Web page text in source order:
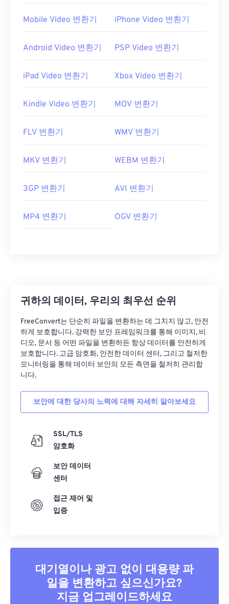
Mobile Video 변환기 iPhone Video 변환기
Android Video 변환기 PSP Video 변환기
iPad Video 변환기 Xbox Video 변환기
Kindle Video 변환기 MOV 변환기
FLV 변환기 WMV 변환기
MKV 변환기 WEBM 변환기
3GP 변환기 AVI 변환기
MP4 변환기 OGV 변환기
귀하의 데이터, 우리의 최우선 순위
FreeConvert는 단순히 파일을 변환하는 데 그치지 않고, 안전
하게 보호합니다. 강력한 보안 프레임워크를 통해 이미지, 비
디오, 문서 등 어떤 파일을 변환하든 항상 데이터를 안전하게
보호합니다. 고급 암호화, 안전한 데이터 센터, 그리고 철저한
모니터링을 통해 데이터 보안의 모든 측면을 철저히 관리합
니다.
보안에 대한 당사의 노력에 대해 자세히 알아보세요
SSL/TLS
암호화
보안 데이터
센터
접근 제어 및
입증
대기열이나 광고 없이 대용량 파
일을 변환하고 싶으신가요?
지금 업그레이드하세요